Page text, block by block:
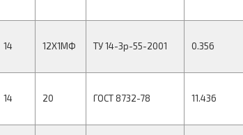
14 12Х1МФ ТУ 14-3р-55-2001 0.356
14 20 ГОСТ 8732-78 11.436